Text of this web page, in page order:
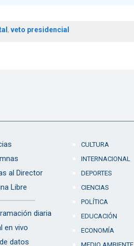
, veto presidencial
al Director
Libre
diaria
en vivo
datos
CULTURA
INTERNACIONAL
DEPORTES
CIENCIAS
POLÍTICA
EDUCACIÓN
ECONOMÍA